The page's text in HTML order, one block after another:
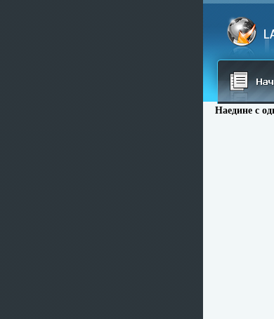
Наедине с